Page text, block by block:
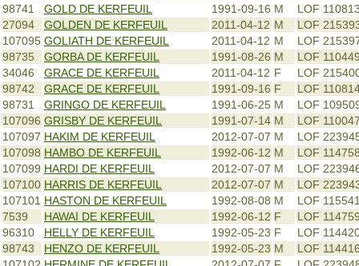
98741
GOLD DE KERFEUIL 1991-09-16 M
LOF
27094
GOLDEN DE KERFEUIL 2011-04-12 M
LOF
107095 GOLIATH DE KERFEUIL 2011-04-12 M
LOF
98735
GORBA DE KERFEUIL 1991-08-26 M
LOF
34046
GRACE DE KERFEUIL 2011-04-12 F
LOF
98742
GRACE DE KERFEUIL 1991-09-16 F
LOF
98731
GRINGO DE KERFEUIL 1991-06-25 M
LOF
107096 GRISBY DE KERFEUIL 1991-07-14 M
LOF
107097 HAKIM DE KERFEUIL 2012-07-07 M
LOF
107098 HAMBO DE KERFEUIL 1992-06-12 M
LOF
107099 HARDI DE KERFEUIL 2012-07-07 M
LOF
107100 HARRIS DE KERFEUIL 2012-07-07 M
LOF
107101 HASTON DE KERFEUIL 1992-08-08 M
LOF
7539
HAWAI DE KERFEUIL 1992-06-12 F
LOF
96310
HELLY DE KERFEUIL 1992-05-23 F
LOF
98743
HENZO DE KERFEUIL 1992-05-23 M
LOF